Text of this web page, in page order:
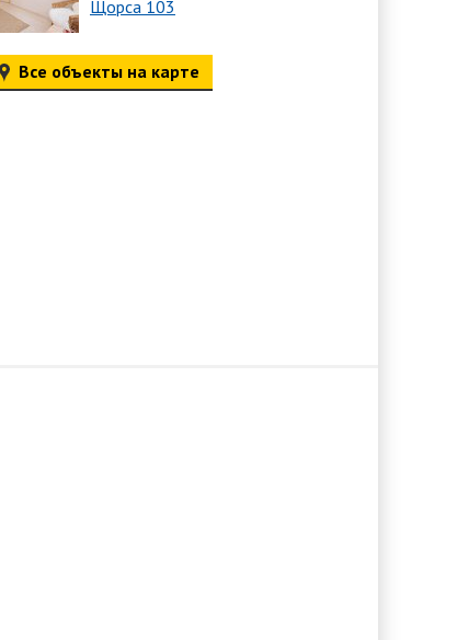
Щорса 103
Все объекты на карте